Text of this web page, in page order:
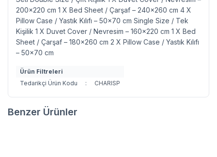
200x220 cm 1 X Bed Sheet / Çarşaf – 240x260 cm 4 X
Pillow Case / Yastık Kılıfı – 50x70 cm Single Size / Tek
Kişilik 1 X Duvet Cover / Nevresim – 160x220 cm 1 X Bed
Sheet / Çarşaf – 180x260 cm 2 X Pillow Case / Yastık Kılıfı
– 50x70 cm
Ürün Filtreleri
Tedarikçi Ürün Kodu
: CHARISP
Benzer Ürünler